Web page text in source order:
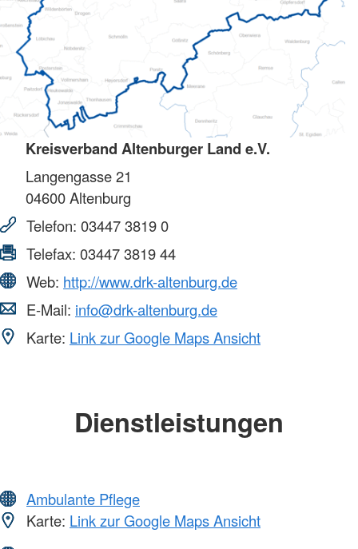
Kreisverband Altenburger Land e.V.
Langengasse 21
04600Altenburg
Telefon: 03447 3819 0
Telefax: 03447 3819 44
Web: http://www.drk-altenburg.de
E-Mail: info@drk-altenburg.de
Karte: Link zur Google Maps Ansicht
Dienstleistungen
Ambulante Pflege
Karte: Link zur Google Maps Ansicht